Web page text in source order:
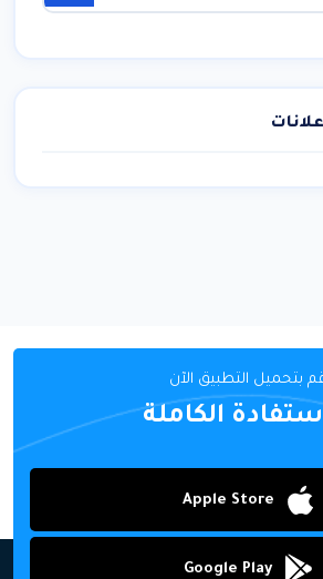
بتحميل التطبيق الآن
الكاملة
Apple Store
Google Play